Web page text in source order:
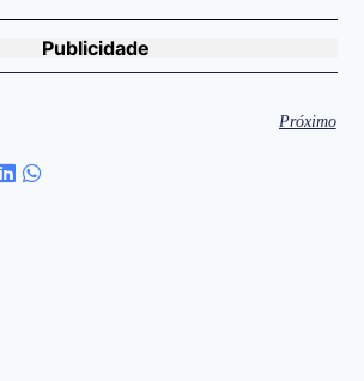
Publicidade
Próximo